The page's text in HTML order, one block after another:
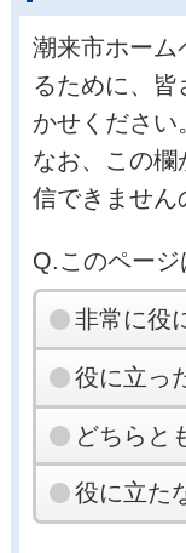
潮来市ホーム
るために、
かせください
なお、この欄
信できません
Q.このページ
非常に役
役に立っ
どちらと
役に立た